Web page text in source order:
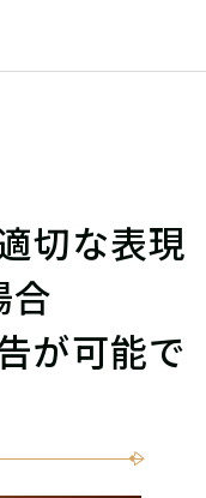
切な表現
合
が可能で